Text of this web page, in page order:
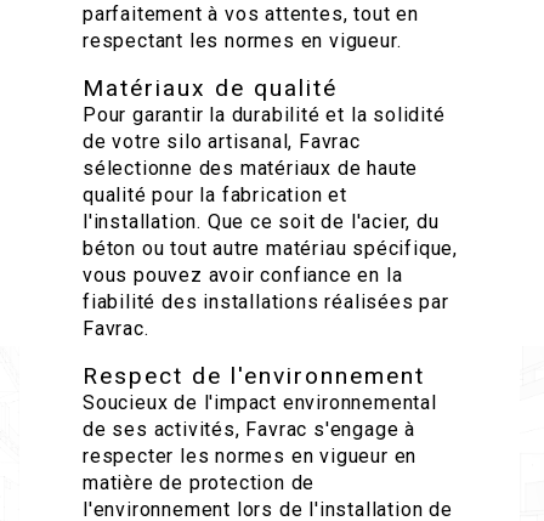
parfaitement à vos attentes, tout en
respectant les normes en vigueur.
Matériaux de qualité
Pour garantir la durabilité et la solidité
de votre silo artisanal, Favrac
sélectionne des matériaux de haute
qualité pour la fabrication et
l'installation. Que ce soit de l'acier, du
béton ou tout autre matériau spécifique,
vous pouvez avoir confiance en la
fiabilité des installations réalisées par
Favrac.
Respect de l'environnement
Soucieux de l'impact environnemental
de ses activités, Favrac s'engage à
respecter les normes en vigueur en
matière de protection de
l'environnement lors de l'installation de